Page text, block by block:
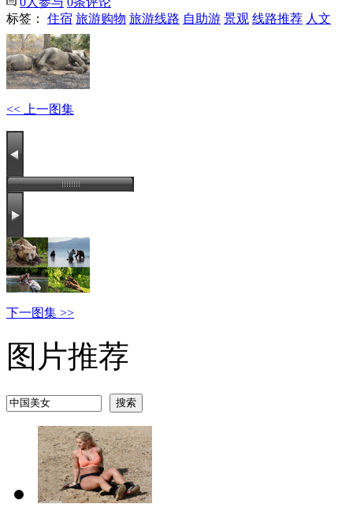
标签： 住宿 旅游购物 旅游线路 自助游 景观 线路推荐 人文
<< 上一图集
下一图集 >>
图片推荐